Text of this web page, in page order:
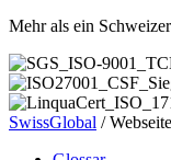
Mehr als ein
SwissGlobal /